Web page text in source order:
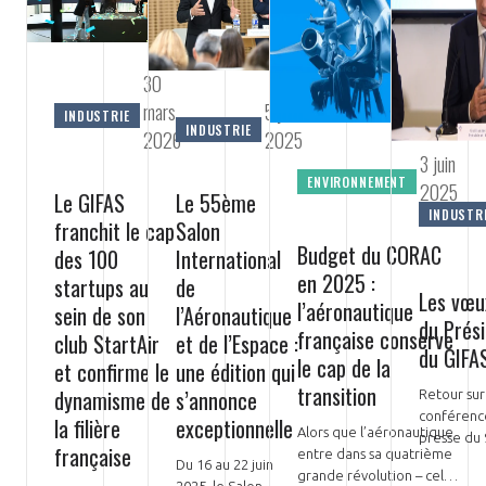
LE GIFAS
PRÉSENTATION
NOS MISSIONS
NOTRE HISTOIRE
LE CONSEIL DU GIFAS
L’ÉQUIPE DU GIFAS
NOS RÉSEAUX À L'INTERNATIONAL
FONCTIONNEMENT
GEADS
COMITÉ AERO PME
STARTAIR
ACCOMPAGNEMENT DE NOS ADHÉRENTS
LES PROGRAMMES DU GIFAS
UN ÉCOSYSTÈME INTÉGRÉ ET COHÉRENT
LA MÉDIATION
LA MÉDIATION DANS LA FILIÈRE AÉRONAUTIQUE ET SPATIALE
LE SALON DU BOURGET
INDUSTRIE
30
mars
2026
Le GIFAS
franchit le cap
des 100
startups au
sein de son
club StartAir
et confirme le
dynamisme de
la filière
française
INDUSTRIE
5 juin
2025
Le 55ème
Salon
International
de
l’Aéronautique
et de l’Espace :
une édition qui
s’annonce
exceptionnelle
Du 16 au 22 juin
ENVIRONNEMENT
3 juin
2025
Budget du CORAC
en 2025 :
l’aéronautique
française conserve
le cap de la
transition
Alors que l’aéronautique
entre dans sa quatrième
grande révolution – celle
Les
du
du
Retour
presse du
2025. La
Rejoignez une filière d’excellence et développez
votre réseau au sein d’un écosystème intégré et
cohérent
Découvrez les avantages d'adhérer au GIFAS.
Rencontres, salons, données sectorielles,
OUI NON